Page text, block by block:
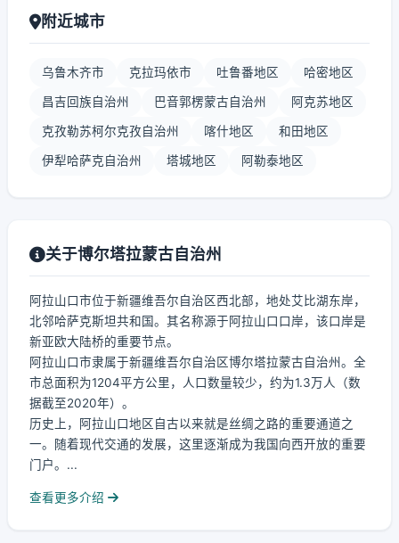
附近城市
乌鲁木齐市 克拉玛依市 吐鲁番地区 哈密地区
昌吉回族自治州 巴音郭楞蒙古自治州 阿克苏地区
克孜勒苏柯尔克孜自治州 喀什地区 和田地区
伊犁哈萨克自治州 塔城地区 阿勒泰地区
关于博尔塔拉蒙古自治州
阿拉山口市位于新疆维吾尔自治区西北部，地处艾比湖东岸，
北邻哈萨克斯坦共和国。其名称源于阿拉山口口岸，该口岸是
新亚欧大陆桥的重要节点。
阿拉山口市隶属于新疆维吾尔自治区博尔塔拉蒙古自治州。全
市总面积为1204平方公里，人口数量较少，约为1.3万人（数
据截至2020年）。
历史上，阿拉山口地区自古以来就是丝绸之路的重要通道之
一。随着现代交通的发展，这里逐渐成为我国向西开放的重要
门户。...
查看更多介绍